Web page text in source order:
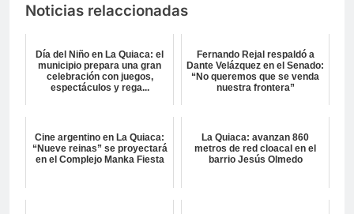
Noticias relaccionadas
Día del Niño en La Quiaca: el
municipio prepara una gran
celebración con juegos,
espectáculos y rega...
Fernando Rejal respaldó a
Dante Velázquez en el Senado:
“No queremos que se venda
nuestra frontera”
Cine argentino en La Quiaca:
“Nueve reinas” se proyectará
en el Complejo Manka Fiesta
La Quiaca: avanzan 860
metros de red cloacal en el
barrio Jesús Olmedo